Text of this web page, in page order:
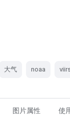
大气 noaa
图片属性 使